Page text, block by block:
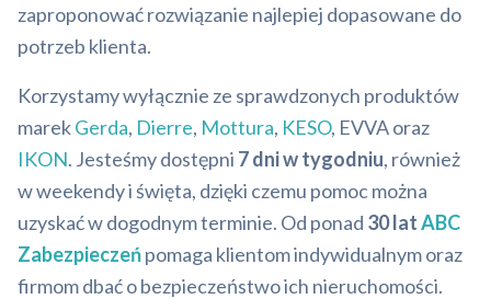
zaproponować rozwiązanie najlepiej dopasowane do
potrzeb klienta.
Korzystamy wyłącznie ze sprawdzonych produktów
marekGerda, Dierre, Mottura, KESO, EVVA oraz
IKON. Jesteśmy dostępni 7 dni w tygodniu, również
w weekendy i święta, dzięki czemu pomoc można
uzyskać w dogodnym terminie. Od ponad 30 latABC
Zabezpieczeńpomaga klientom indywidualnym oraz
firmom dbać o bezpieczeństwo ich nieruchomości.